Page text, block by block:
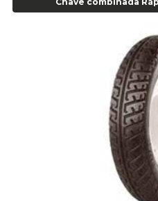
Alicate de Corte Diagonal - cod
Alicate de Pressão Gedore - Cod
Alicate para Abracadeira 3/16" x
Alicate para Anéis Externos Bico
Alicate para Anéis Externos com
Alicate para Anéis Internos Bico
Alicate para Anéis Tipo Trava
Alicate para Balanceamento - Cod
Alicate para trava de cambio 398
Alicate Universal - Cod 01718
Alicate Universal 8" Gedore - Cod